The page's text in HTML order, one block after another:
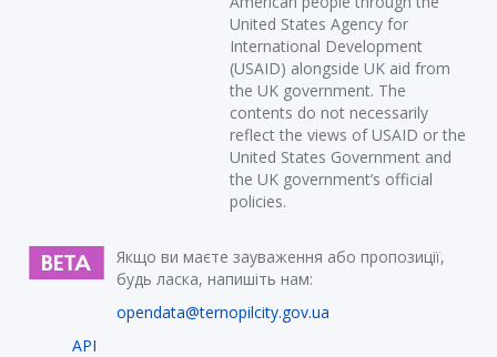
United States Agency for
International Development
(USAID) alongside UK aid from
the UK government. The
contents do not necessarily
reflect the views of USAID or the
United States Government and
the UK government’s official
policies.
Якщо ви маєте зауваження або пропозиції,
будь ласка, напишіть нам:
opendata@ternopilcity.gov.ua
API